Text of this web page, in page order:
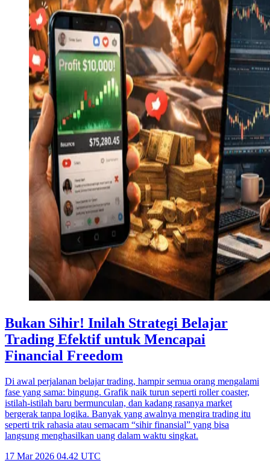
Bukan Sihir! Inilah Strategi Belajar
Trading Efektif untuk Mencapai
Financial Freedom
Di awal perjalanan belajar trading, hampir semua orang mengalami
fase yang sama: bingung. Grafik naik turun seperti roller coaster,
istilah-istilah baru bermunculan, dan kadang rasanya market
bergerak tanpa logika. Banyak yang awalnya mengira trading itu
seperti trik rahasia atau semacam “sihir finansial” yang bisa
langsung menghasilkan uang dalam waktu singkat.
17 Mar 2026 04.42 UTC